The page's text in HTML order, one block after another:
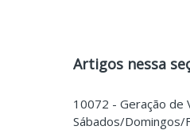
Artigos nessa
10072 - Geração de
Sábados/Domingos/